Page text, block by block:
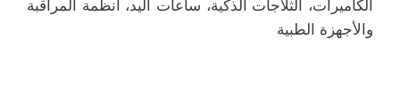
الكاميرات، الثلاجات الذكية، ساعات اليد، أنظمة المراقبة
والأجهزة الطبية